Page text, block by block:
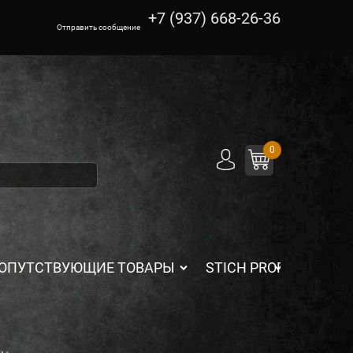
Отправить сообщение +7 (937) 668-26-36
0
ТОВАРЫ STICH PROFI